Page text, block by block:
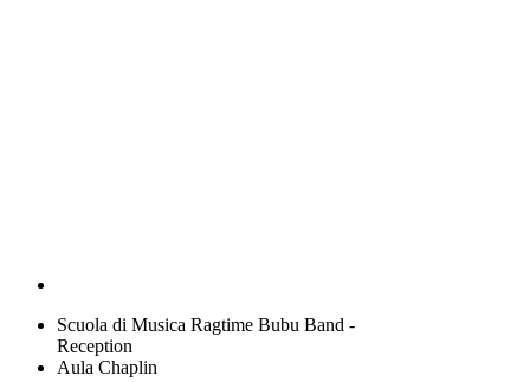
Scuola di Musica Ragtime Bubu Band -
Reception
Aula Chaplin